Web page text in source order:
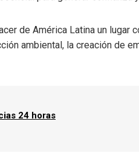
de América Latina un lugar
ambiental, la creación de
24 horas